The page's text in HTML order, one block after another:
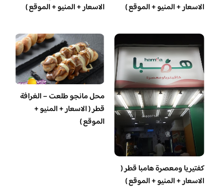
الاسعار + المنيو + الموقع )
الاسعار + المنيو + الموقع )
‏كفتيريا ومعصرة هامبا قطر (
الاسعار + المنيو + الموقع )
محل مانجو طلعت – الغرافة
قطر ( الاسعار + المنيو +
الموقع )